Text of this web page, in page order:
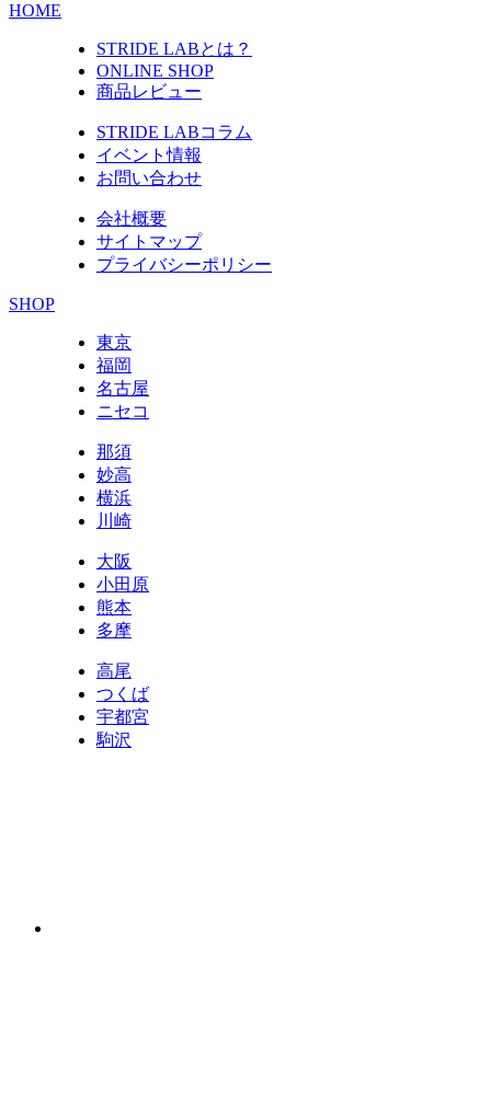
HOME
STRIDE LABとは？
ONLINE SHOP
商品レビュー
STRIDE LABコラム
イベント情報
お問い合わせ
会社概要
サイトマップ
プライバシーポリシー
SHOP
東京
福岡
名古屋
ニセコ
那須
妙高
横浜
川崎
大阪
小田原
熊本
多摩
高尾
つくば
宇都宮
駒沢